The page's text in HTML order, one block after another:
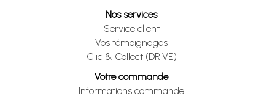
Nos services
Service client
Vos témoignages
Clic & Collect (DRIVE)
Votre commande
Informations commande